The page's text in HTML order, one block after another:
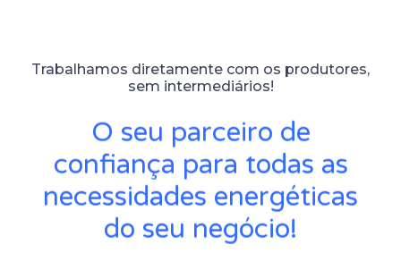
Trabalhamos diretamente com os produtores,
sem intermediários!
O seu parceiro de
confiança para todas as
necessidades energéticas
do seu negócio!